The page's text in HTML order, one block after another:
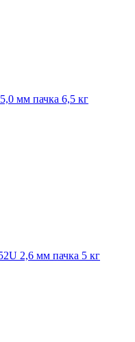
мм пачка 6,5 кг
2,6 мм пачка 5 кг